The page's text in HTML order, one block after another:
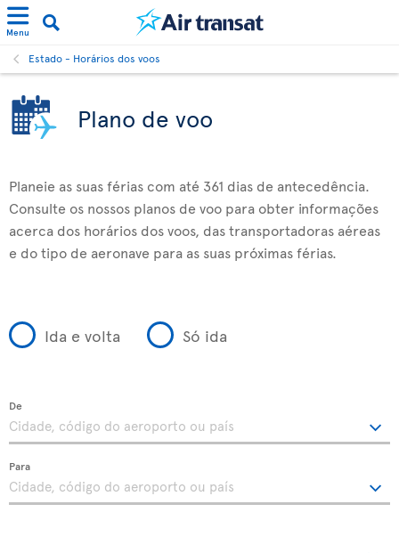
Menu
Estado - Horários dos voos
Plano de voo
Planeie as suas férias com até 361 dias de antecedência.
Consulte os nossos planos de voo para obter informações
acerca dos horários dos voos, das transportadoras aéreas
e do tipo de aeronave para as suas próximas férias.
Ida e volta Só ida
De
Para